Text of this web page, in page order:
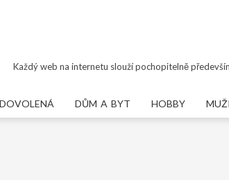
Každý web na internetu slouží pochopitelně
DOVOLENÁ DŮM A BYT HOBBY MUŽI